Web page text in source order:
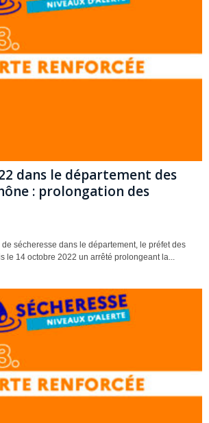
dans le département des
: prolongation des
sécheresse dans le département, le préfet des
le 14 octobre 2022 un arrêté prolongeant la...